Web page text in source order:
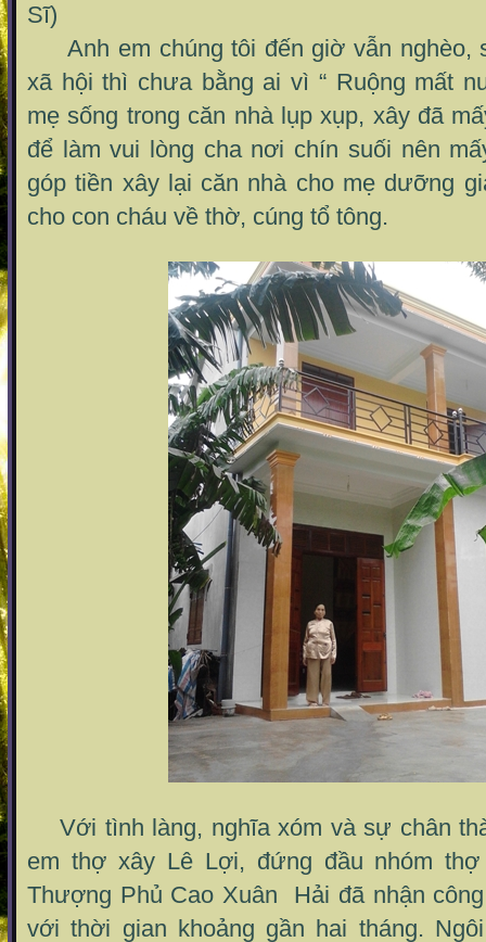
Sĩ)
Anh em chúng tôi đến giờ vẫn nghèo,
xã hội thì chưa bằng ai vì “ Ruộng mất
mẹ sống trong căn nhà lụp xụp, xây đã
để làm vui lòng cha nơi chín suối nên
góp tiền xây lại căn nhà cho mẹ dưỡng
cho con cháu về thờ, cúng tổ tông.
Với tình làng, nghĩa xóm và sự chân
em thợ xây Lê Lợi, đứng đầu nhóm
Thượng Phủ Cao Xuân Hải đã nhận
với thời gian khoảng gần hai tháng.